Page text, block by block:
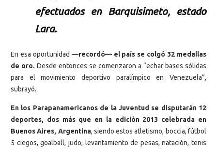
efectuados en Barquisimeto, estado
Lara.
En esa oportunidad —recordó— el país se colgó 32 medallas
de oro. Desde entonces se comenzaron a “echar bases sólidas
para el movimiento deportivo paralímpico en Venezuela”,
subrayó.
En los Parapanamericanos de la Juventud se disputarán 12
deportes, dos más que en la edición 2013 celebrada en
Buenos Aires, Argentina, siendo estos atletismo, boccia, fútbol
5 ciegos, goalball, judo, levantamiento de pesas, natación, tenis